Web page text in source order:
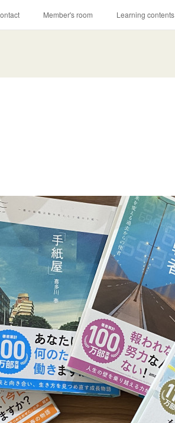
Member's room Learning contents